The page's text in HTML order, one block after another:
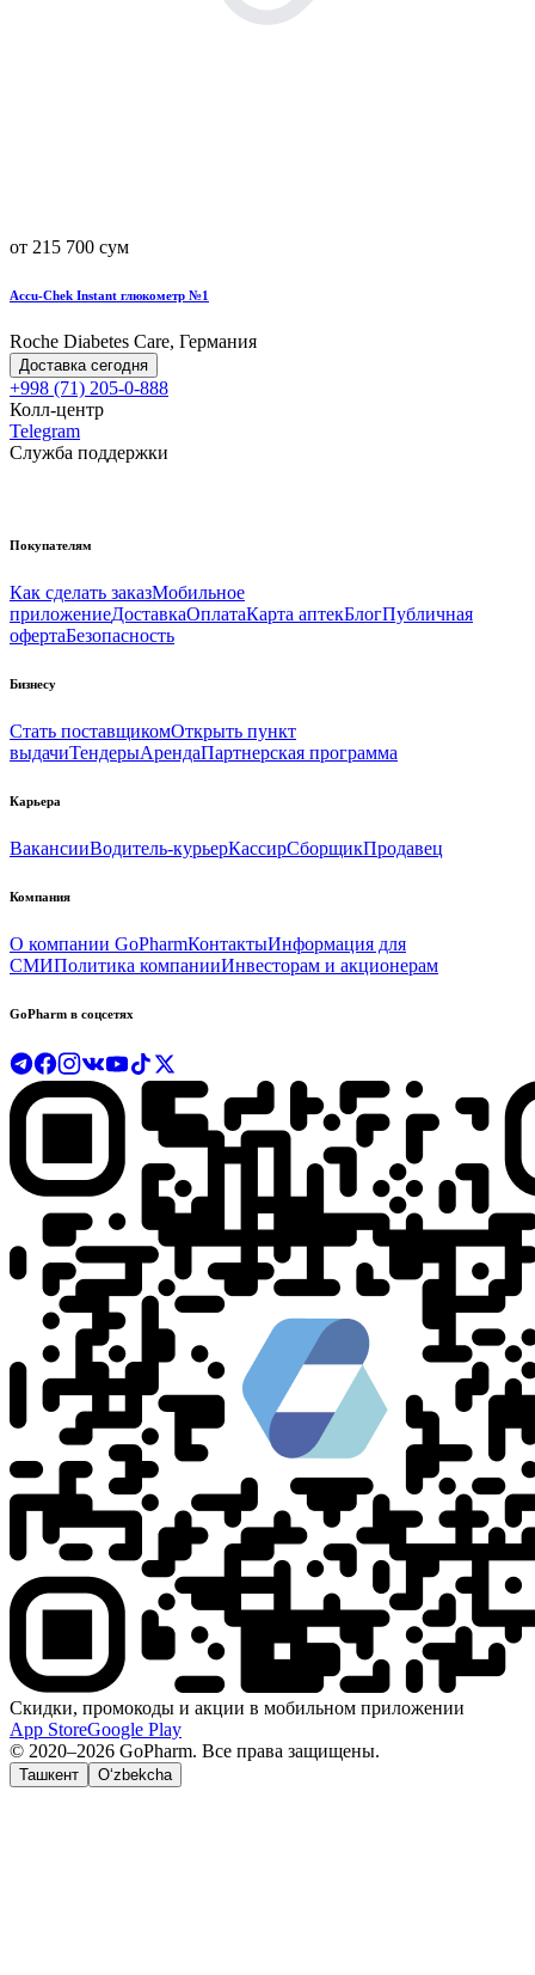
от 215 700 сум
Accu-Chek Instant глюкометр №1
Roche Diabetes Care, Германия
Доставка сегодня
+998 (71) 205-0-888
Колл-центр
Telegram
Служба поддержки
Покупателям
Как сделать заказМобильное
приложениеДоставкаОплатаКарта аптекБлогПубличная
офертаБезопасность
Бизнесу
Стать поставщикомОткрыть пункт
выдачиТендерыАрендаПартнерская программа
Карьера
ВакансииВодитель-курьерКассирСборщикПродавец
Компания
О компании GoPharmКонтактыИнформация для
СМИПолитика компанииИнвесторам и акционерам
GoPharm в соцсетях
Скидки, промокоды и акции в мобильном приложении
App StoreGoogle Play
© 2020–2026 GoPharm. Все права защищены.
Ташкент O‘zbekcha